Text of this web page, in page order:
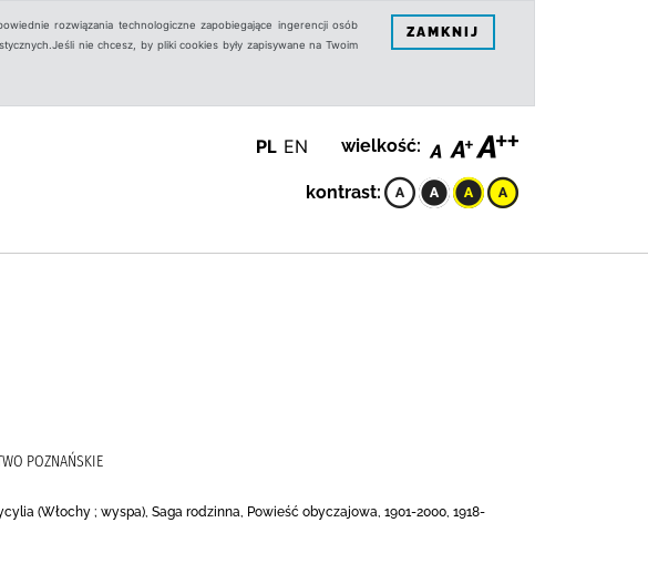
rozwiązania technologiczne zapobiegające ingerencji osób
nie chcesz, by pliki cookies były zapisywane na Twoim
ZAMKNIJ
PL EN wielkość:
kontrast:
POZNAŃSKIE
(Włochy ; wyspa), Saga rodzinna, Powieść obyczajowa, 1901-2000, 1918-